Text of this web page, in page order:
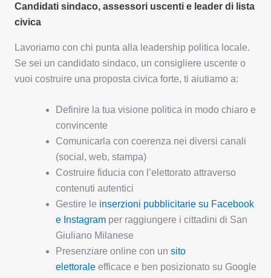
Candidati sindaco, assessori uscenti e leader di lista
civica
Lavoriamo con chi punta alla leadership politica locale.
Se sei un candidato sindaco, un consigliere uscente o
vuoi costruire una proposta civica forte, ti aiutiamo a:
Definire la tua visione politica in modo chiaro e
convincente
Comunicarla con coerenza nei diversi canali
(social, web, stampa)
Costruire fiducia con l’elettorato attraverso
contenuti autentici
Gestire le inserzioni pubblicitarie su Facebook
e Instagram per raggiungere i cittadini di San
Giuliano Milanese
Presenziare online con un sito
elettorale efficace e ben posizionato su Google